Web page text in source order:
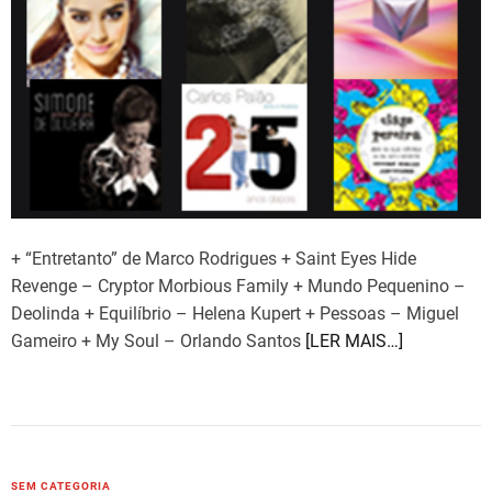
+ “Entretanto” de Marco Rodrigues + Saint Eyes Hide
Revenge – Cryptor Morbious Family + Mundo Pequenino –
Deolinda + Equilíbrio – Helena Kupert + Pessoas – Miguel
Gameiro + My Soul – Orlando Santos [LER MAIS…]
C
SEM CATEGORIA